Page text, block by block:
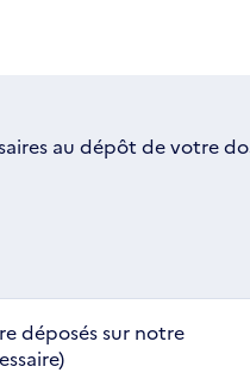
au dépôt de votre
déposés sur notre